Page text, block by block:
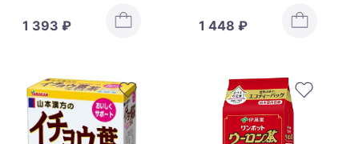
1 393 ₽ 1 448 ₽